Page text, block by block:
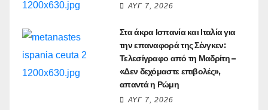
ΑΥΓ 7, 2026
Στα άκρα Ισπανία και Ιταλία για
την επαναφορά της Σένγκεν:
Τελεσίγραφο από τη Μαδρίτη –
«Δεν δεχόμαστε επιβολές»,
απαντά η Ρώμη
ΑΥΓ 7, 2026